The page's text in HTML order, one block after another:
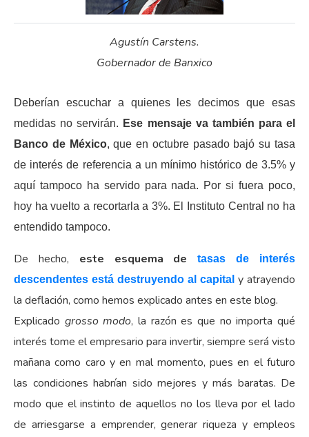
Agustín Carstens.
Gobernador de Banxico
Deberían escuchar a quienes les decimos que esas
medidas no servirán. Ese mensaje va también para el
Banco de México, que en octubre pasado bajó su tasa
de interés de referencia a un mínimo histórico de 3.5% y
aquí tampoco ha servido para nada. Por si fuera poco,
hoy ha vuelto a recortarla a 3%. El Instituto Central no ha
entendido tampoco.
De hecho, este esquema de tasas de interés
descendentes está destruyendo al capital y atrayendo
la deflación, como hemos explicado antes en este blog.
Explicado grosso modo, la razón es que no importa qué
interés tome el empresario para invertir, siempre será visto
mañana como caro y en mal momento, pues en el futuro
las condiciones habrían sido mejores y más baratas. De
modo que el instinto de aquellos no los lleva por el lado
de arriesgarse a emprender, generar riqueza y empleos